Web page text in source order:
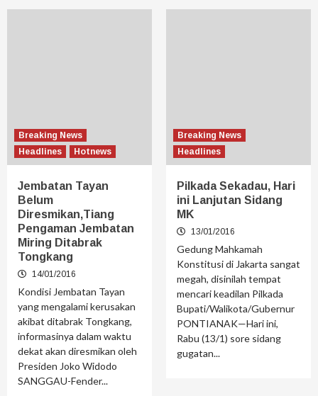
Breaking News
Headlines
Hotnews
Jembatan Tayan
Belum
Diresmikan,Tiang
Pengaman Jembatan
Miring Ditabrak
Tongkang
14/01/2016
Kondisi Jembatan Tayan
yang mengalami kerusakan
akibat ditabrak Tongkang,
informasinya dalam waktu
dekat akan diresmikan oleh
Presiden Joko Widodo
SANGGAU-Fender...
Breaking News
Headlines
Pilkada Sekadau, Hari
ini Lanjutan Sidang
MK
13/01/2016
Gedung Mahkamah
Konstitusi di Jakarta sangat
megah, disinilah tempat
mencari keadilan Pilkada
Bupati/Walikota/Gubernur
PONTIANAK—Hari ini,
Rabu (13/1) sore sidang
gugatan...